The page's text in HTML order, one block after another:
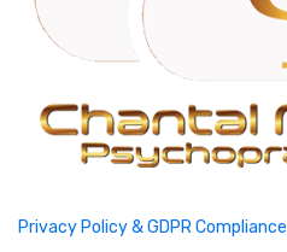
Privacy Policy & GDPR Compliance